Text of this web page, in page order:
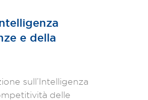
e della
sull’Intelligenza
delle